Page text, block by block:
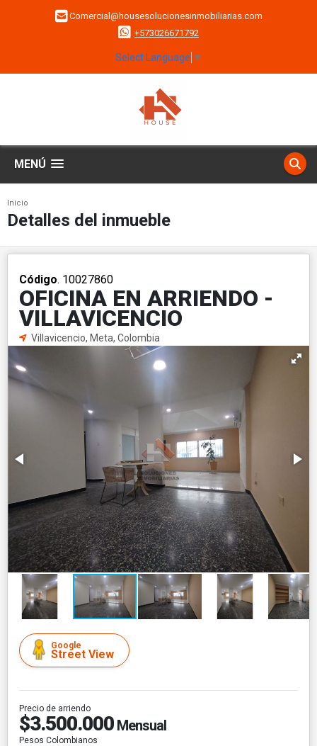
Comercial@housesolucionesinmobiliarias.com
+573026671792
Select Language ▼
MENÚ
Inicio
Detalles del inmueble
Código. 10027860
OFICINA EN ARRIENDO -
VILLAVICENCIO
Villavicencio, Meta, Colombia
Google
Street View
Precio de arriendo
$3.500.000 Mensual
Pesos Colombianos